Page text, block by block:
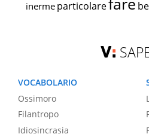
inerme particolare
VOCABOLARIO
Ossimoro
Filantropo
Idiosincrasia